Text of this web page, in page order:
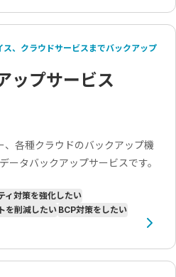
、クラウドサービスまでバックアップ
ップサービス
各種クラウドのバックアップ機
ータバックアップサービスです。
ィ対策を強化したい
を削減したい BCP対策をしたい